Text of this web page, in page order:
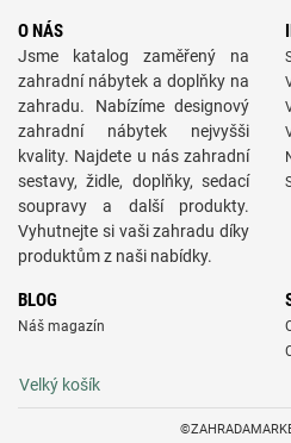
O NÁS
Jsme katalog zaměřený na
zahradní nábytek a doplňky na
zahradu. Nabízíme designový
zahradní nábytek nejvyšši
kvality. Najdete u nás zahradní
sestavy, židle, doplňky, sedací
soupravy a další produkty.
Vyhutnejte si vaši zahradu díky
produktům z naši nabídky.
BLOG
Náš magazín
Velký košík